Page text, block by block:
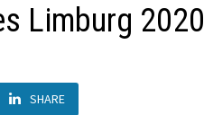
Limburg 2020
SHARE